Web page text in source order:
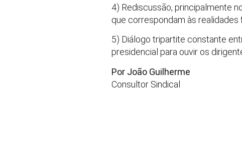
4) Rediscussão, principalmente
que correspondam às realidades
5) Diálogo tripartite constante
presidencial para ouvir os
Por João Guilherme
Consultor Sindical